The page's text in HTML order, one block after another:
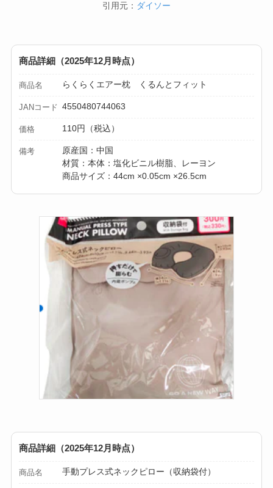
引用元： ダイソー
商品詳細（2025年12月時点）
商品名 らくらくエアー枕 くるんとフィット
JANコード 4550480744063
価格 110円（税込）
備考
原産国：中国
材質：本体：塩化ビニル樹脂、レーヨン
商品サイズ：44cm ×0.05cm ×26.5cm
商品詳細（2025年12月時点）
商品名 手動プレス式ネックピロー（収納袋付）